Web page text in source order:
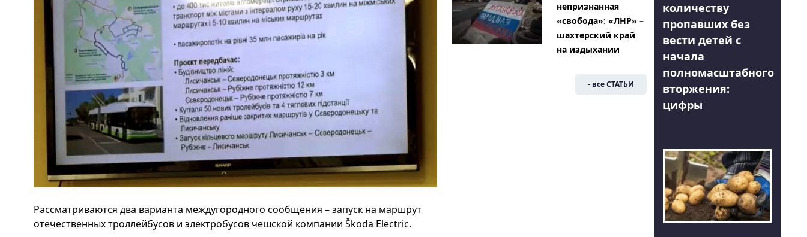
Рассматриваются два варианта междугородного сообщения – запуск на маршрут
отечественных троллейбусов и электробусов чешской компании Škoda Electric.
непризнанная
«свобода»: «ЛНР» –
шахтерский край
на издыхании
- все СТАТЬИ
количеству
пропавших без
вести детей с
начала
полномасштабного
вторжения:
цифры